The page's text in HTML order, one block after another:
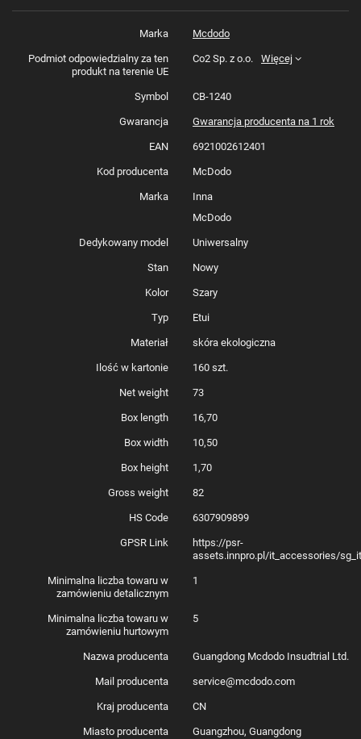
Mcdodo Stow Bag (L) - Etui na
akcesoria zamykane
automatycznie
Zapanuj nad chaosem w swojej torbie lub torebce. Wrzuć wszystkie
dzięki automatycznemu systemowi zamykania.
System automatycznego zamykania
Etui pyło i zachlapanio odporne
Czy to jest dla Ciebie?
Jeśli nie przeszkadza Ci bałagan -
Jeśli masz zawsze porządek -
Jeśli masz plątające się kable w torebce -Tak
Jeśli nosisz sporo drobnych małych przedmiotów -Tak
Marka Mcdodo
Podmiot odpowiedzialny za ten
produkt na terenie UE
Co2 Sp. z o.o. Więcej
Symbol CB-1240
Gwarancja Gwarancja producenta na 1 rok
EAN 6921002612401
Kod producenta McDodo
Marka
Inna
McDodo
Dedykowany model Uniwersalny
Stan Nowy
Kolor Szary
Typ Etui
Materiał skóra ekologiczna
Ilość w kartonie 160 szt.
Net weight 73
Box length 16,70
Box width 10,50
Box height 1,70
Gross weight 82
HS Code 6307909899
GPSR Link
https://psr-
assets.innpro.pl/it_accessories/
Minimalna liczba towaru w
zamówieniu detalicznym
1
Minimalna liczba towaru w
zamówieniu hurtowym
5
Nazwa producenta Guangdong Mcdodo Insudtrial Ltd.
Mail producenta service@mcdodo.com
Kraj producenta CN
Miasto producenta Guangzhou, Guangdong